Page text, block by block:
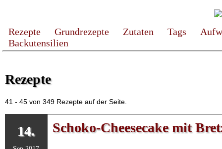
Rezepte Grundrezepte Zutaten Tags
Backutensilien
Rezepte
41 - 45 von 349 Rezepte auf der Seite.
14. Schoko-Cheesecake mit